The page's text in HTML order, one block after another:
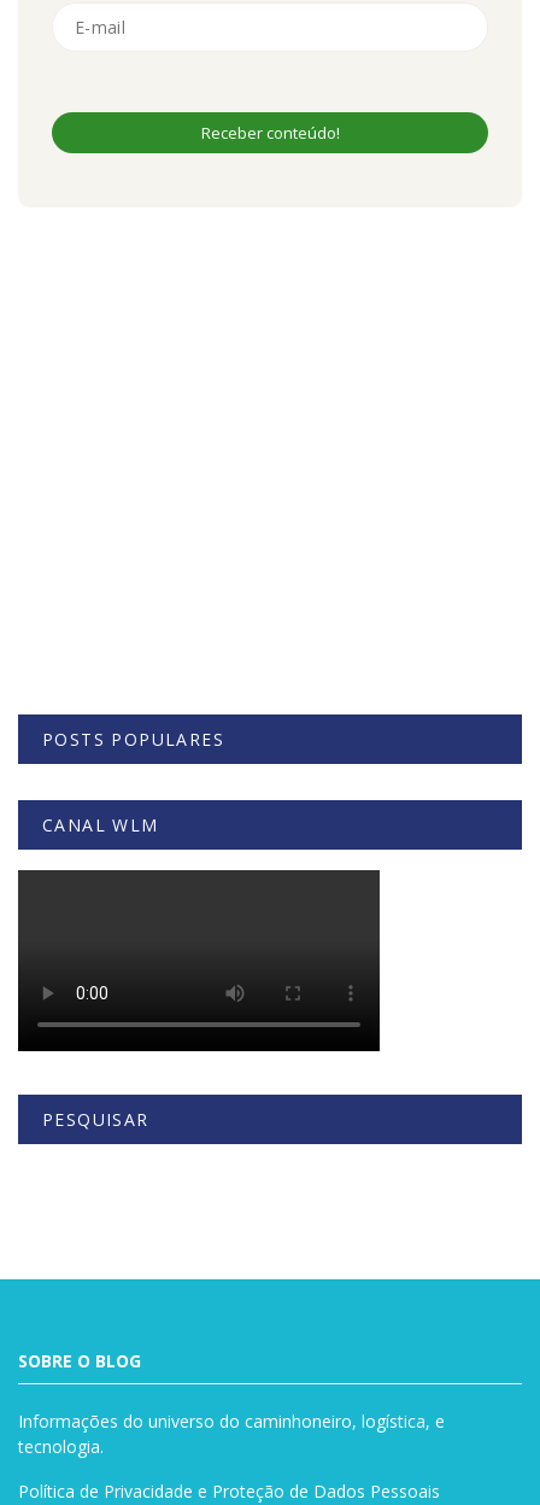
POSTS POPULARES
CANAL WLM
PESQUISAR
SOBRE O BLOG
Informações do universo do caminhoneiro, logística, e
tecnologia.
Política de Privacidade e Proteção de Dados Pessoais